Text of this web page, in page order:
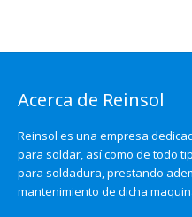
Acerca de Reinsol
Reinsol es una empresa
para soldar, así como de todo
para soldadura, prestando
mantenimiento de dicha